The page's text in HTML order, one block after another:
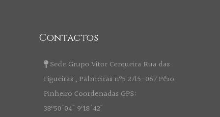
Contactos
Sede Grupo Vitor Cerqueira Rua das
Figueiras , Palmeiras nº5 2715-067 Pêro
Pinheiro Coordenadas GPS:
38º50'04" 9º18'42"